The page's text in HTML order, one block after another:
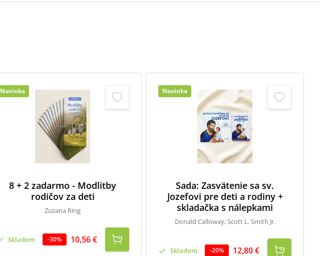
Novinka
8 + 2 zadarmo - Modlitby
rodičov za deti
Zuzana Ring
Skladom -30% 10,56 €
Novinka
Sada: Zasvätenie sa sv.
Jozefovi pre deti a rodiny +
skladačka s nálepkami
Donald Calloway; Scott L. Smith Jr.
Skladom -20% 12,80 €